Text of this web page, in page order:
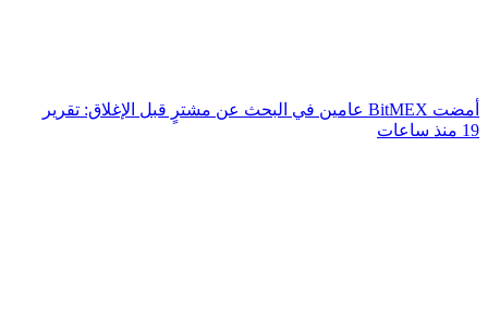
أمضت BitMEX عامين في البحث عن مشترٍ قبل الإغلاق: تقرير
19 منذ ساعات